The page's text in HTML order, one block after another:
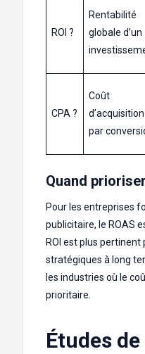
ROI ?
Rentabilité
globale d’un
CPA ?
Coût
d’acquisition
par
Quand
Pour les entreprises
publicitaire, le ROAS
ROI est plus pertinent
stratégiques à long
les industries où le
prioritaire.
Études